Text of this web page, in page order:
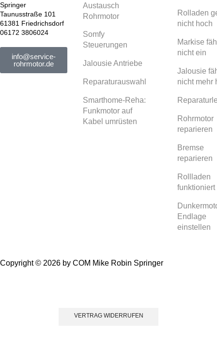
Springer
Taunusstraße 101
61381 Friedrichsdorf
06172 3806024
info@service-
rohrmotor.de
Austausch
Rohrmotor
Somfy
Steuerungen
Jalousie Antriebe
Reparaturauswahl
Smarthome-Reha:
Funkmotor auf
Kabel umrüsten
Rolladen
nicht hoch
Markise
nicht ein
Jalousie
nicht mehr
Rohrmotor
reparieren
Bremse
reparieren
Rollladen
funktioniert
Endlage
einstellen
Copyright © 2026 by COM Mike Robin Springer
VERTRAG WIDERRUFEN